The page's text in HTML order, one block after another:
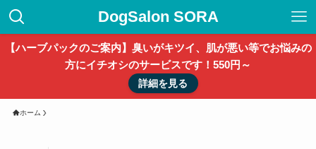
DogSalon SORA
【ハーブパックのご案内】臭いがキツイ、肌が悪い等でお悩みの
方にイチオシのサービスです！550円～
詳細を見る
ホーム